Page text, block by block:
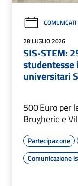
COMUNICATI
28 LUGLIO 2026
SIS-STEM:
studentesse
universitari
500 Euro per
Brugherio e
Partecipazione
Comunicazione